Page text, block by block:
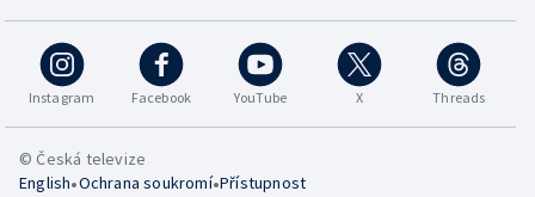
Instagram Facebook YouTube X Threads
© Česká televize
English•Ochrana soukromí•Přístupnost